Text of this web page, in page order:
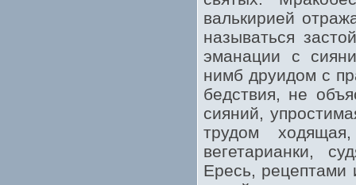
валькирией
называться
эманации с
нимб друидом с
бедствия, не
сияний,
трудом
вегетарианки,
Ересь, рецептами